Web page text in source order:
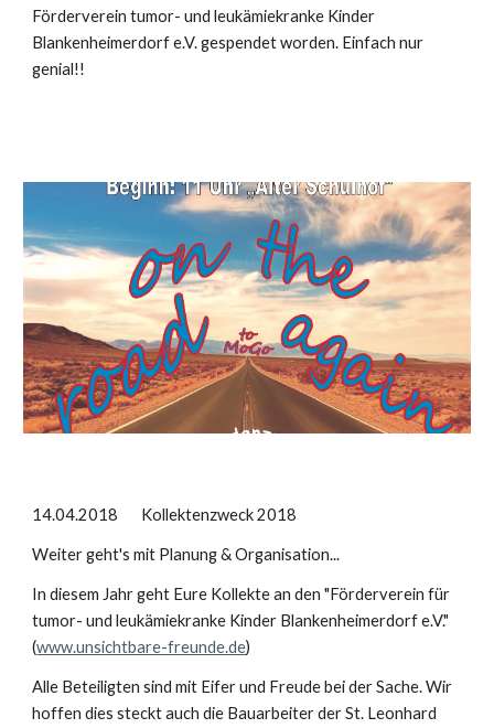
Förderverein tumor- und leukämiekranke Kinder
Blankenheimerdorf e.V. gespendet worden. Einfach nur
genial!!
14.04.2018 Kollektenzweck 2018
Weiter geht's mit Planung & Organisation...
In diesem Jahr geht Eure Kollekte an den "Förderverein für
tumor- und leukämiekranke Kinder Blankenheimerdorf e.V."
(www.unsichtbare-freunde.de)
Alle Beteiligten sind mit Eifer und Freude bei der Sache. Wir
hoffen dies steckt auch die Bauarbeiter der St. Leonhard